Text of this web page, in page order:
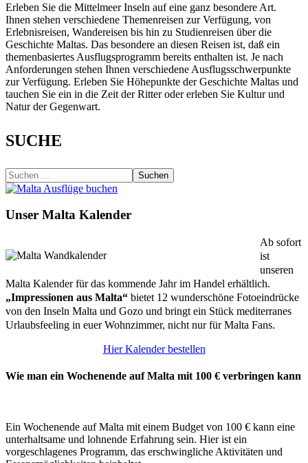
Erleben Sie die Mittelmeer Inseln auf eine ganz besondere Art.
Ihnen stehen verschiedene Themenreisen zur Verfügung, von
Erlebnisreisen, Wandereisen bis hin zu Studienreisen über die
Geschichte Maltas. Das besondere an diesen Reisen ist, daß ein
themenbasiertes Ausflugsprogramm bereits enthalten ist. Je nach
Anforderungen stehen Ihnen verschiedene Ausflugsschwerpunkte
zur Verfügung. Erleben Sie Höhepunkte der Geschichte Maltas und
tauchen Sie ein in die Zeit der Ritter oder erleben Sie Kultur und
Natur der Gegenwart.
SUCHE
Suchen
Unser Malta Kalender
Ab sofort
ist
unseren
Malta Kalender für das kommende Jahr im Handel erhältlich.
„Impressionen aus Malta“ bietet 12 wunderschöne Fotoeindrücke
von den Inseln Malta und Gozo und bringt ein Stück mediterranes
Urlaubsfeeling in euer Wohnzimmer, nicht nur für Malta Fans.
Hier Kalender bestellen
Wie man ein Wochenende auf Malta mit 100 € verbringen kann
Ein Wochenende auf Malta mit einem Budget von 100 € kann eine
unterhaltsame und lohnende Erfahrung sein. Hier ist ein
vorgeschlagenes Programm, das erschwingliche Aktivitäten und